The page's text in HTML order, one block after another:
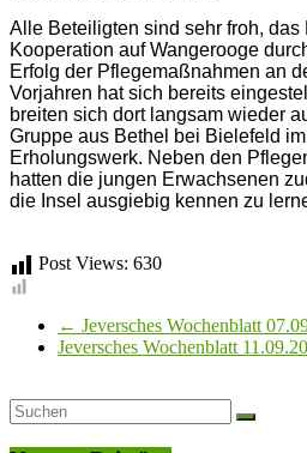
Alle Beteiligten sind sehr froh, das
Kooperation auf Wangerooge
Erfolg der Pflegemaßnahmen an
Vorjahren hat sich bereits
breiten sich dort langsam wieder
Gruppe aus Bethel bei Bielefeld
Erholungswerk. Neben den
hatten die jungen Erwachsenen
die Insel ausgiebig kennen zu
Post Views: 630
← Jeversches Wochenblatt
Jeversches Wochenblatt